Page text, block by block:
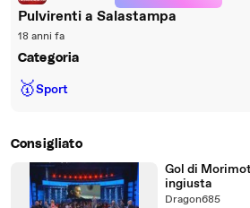
Pulvirenti a Salastampa
18 anni fa
Categoria
🥇Sport
Consigliato
Gol di
ingiusta
Dragon685